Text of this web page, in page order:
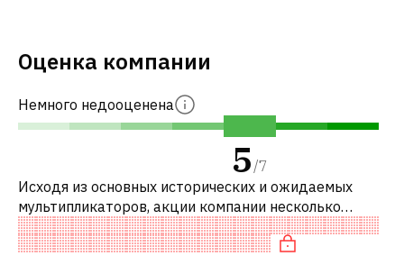
Оценка компании
Немного недооценена
5 /7
Исходя из основных исторических и ожидаемых
мультипликаторов, акции компании несколько
недооценены по сравнению с аналогичными
компаниями. В частности, акция справедливо